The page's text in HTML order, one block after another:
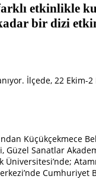
etkinlikle
bir dizi
İlçede, 22 Ekim-
Küçükçekmece
Sanatlar
Cumhuriyet